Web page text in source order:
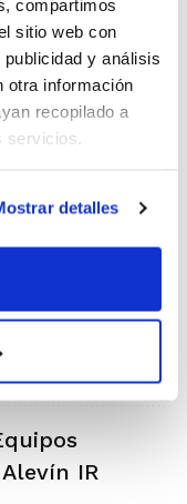
compartimos
sitio web con
y análisis
otra información
recopilado a
servicios.
detalles
del
Comunitat
2026
IR